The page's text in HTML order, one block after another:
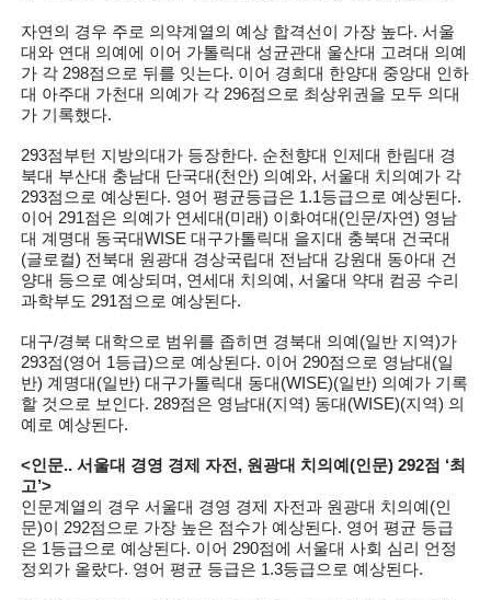
자연의 경우 주로 의약계열의 예상 합격선이 가장 높다. 서울
대와 연대 의예에 이어 가톨릭대 성균관대 울산대 고려대 의예
가 각 298점으로 뒤를 잇는다. 이어 경희대 한양대 중앙대 인하
대 아주대 가천대 의예가 각 296점으로 최상위권을 모두 의대
가 기록했다.
293점부턴 지방의대가 등장한다. 순천향대 인제대 한림대 경
북대 부산대 충남대 단국대(천안) 의예와, 서울대 치의예가 각
293점으로 예상된다. 영어 평균등급은 1.1등급으로 예상된다.
이어 291점은 의예가 연세대(미래) 이화여대(인문/자연) 영남
대 계명대 동국대WISE 대구가톨릭대 을지대 충북대 건국대
(글로컬) 전북대 원광대 경상국립대 전남대 강원대 동아대 건
양대 등으로 예상되며, 연세대 치의예, 서울대 약대 컴공 수리
과학부도 291점으로 예상된다.
대구/경북 대학으로 범위를 좁히면 경북대 의예(일반 지역)가
293점(영어 1등급)으로 예상된다. 이어 290점으로 영남대(일
반) 계명대(일반) 대구가톨릭대 동대(WISE)(일반) 의예가 기록
할 것으로 보인다. 289점은 영남대(지역) 동대(WISE)(지역) 의
예로 예상된다.
<인문.. 서울대 경영 경제 자전, 원광대 치의예(인문) 292점 ‘최
고’>
인문계열의 경우 서울대 경영 경제 자전과 원광대 치의예(인
문)이 292점으로 가장 높은 점수가 예상된다. 영어 평균 등급
은 1등급으로 예상된다. 이어 290점에 서울대 사회 심리 언정
정외가 올랐다. 영어 평균 등급은 1.3등급으로 예상된다.